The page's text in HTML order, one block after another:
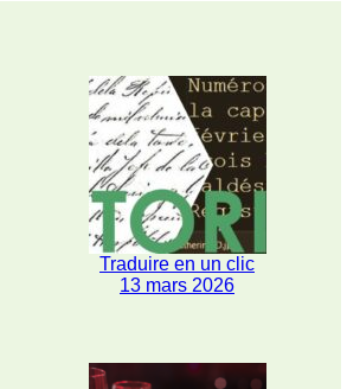
Traduire en un clic
13 mars 2026